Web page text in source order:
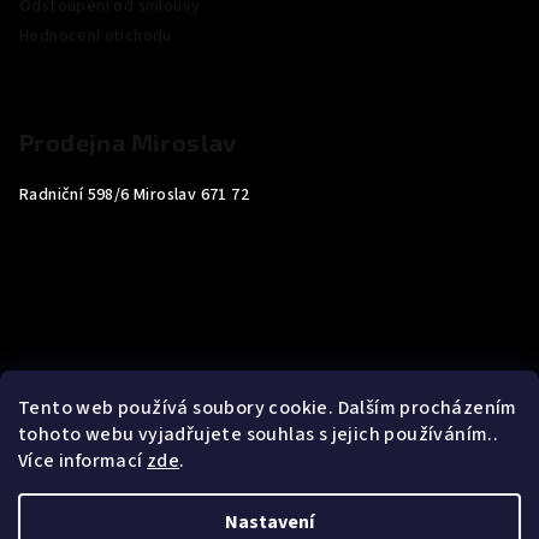
Tento web používá soubory cookie. Dalším procházením
tohoto webu vyjadřujete souhlas s jejich používáním..
Více informacízde.
Nastavení
Radniční 598/6 Miroslav 671 72